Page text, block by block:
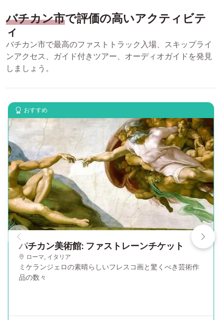
バチカン市で評価の高いアクティビテ
ィ
バチカン市で最高のファストトラック入場、スキップライ
ンアクセス、ガイド付きツアー、オーディオガイドを発見
しましょう。
おすすめ
バチカン美術館: ファストレーンチケット
ローマ イタリア
ミケランジェロの素晴らしいフレスコ画と驚くべき芸術作
品の数々